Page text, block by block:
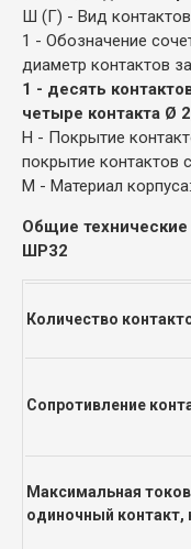
Ш (Г) - Вид
1 - Обозначение
диаметр контактов
1 - десять
четыре контакта Ø
Н - Покрытие
покрытие контактов
М - Материал
Общие технические
ШР32
Количество
Сопротивление
Максимальная
одиночный контакт,